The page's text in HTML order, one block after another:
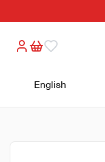
English